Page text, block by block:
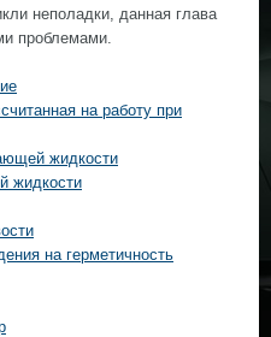
неполадки, данная глава
проблемами.
на работу при
жидкости
жидкости
на герметичность